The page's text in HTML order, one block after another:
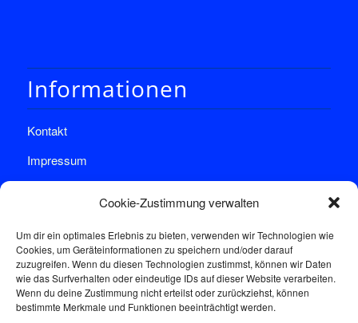
Cookie-Zustimmung verwalten
Um dir ein optimales Erlebnis zu bieten, verwenden wir Technologien wie
Cookies, um Geräteinformationen zu speichern und/oder darauf
zuzugreifen. Wenn du diesen Technologien zustimmst, können wir Daten
wie das Surfverhalten oder eindeutige IDs auf dieser Website verarbeiten.
Wenn du deine Zustimmung nicht erteilst oder zurückziehst, können
bestimmte Merkmale und Funktionen beeinträchtigt werden.
Informationen
Kontakt
Impressum
Sprechstunde